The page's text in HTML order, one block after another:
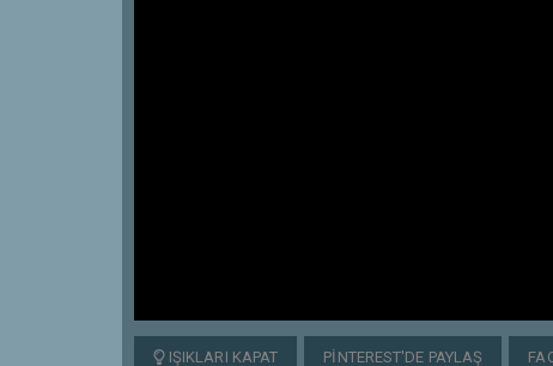
IŞIKLARI KAPAT PINTEREST'DE PAYLAŞ